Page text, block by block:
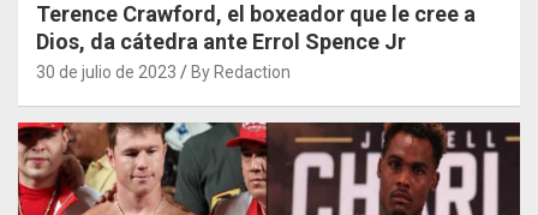
Terence Crawford, el boxeador que le cree a
Dios, da cátedra ante Errol Spence Jr
30 de julio de 2023 By Redaction